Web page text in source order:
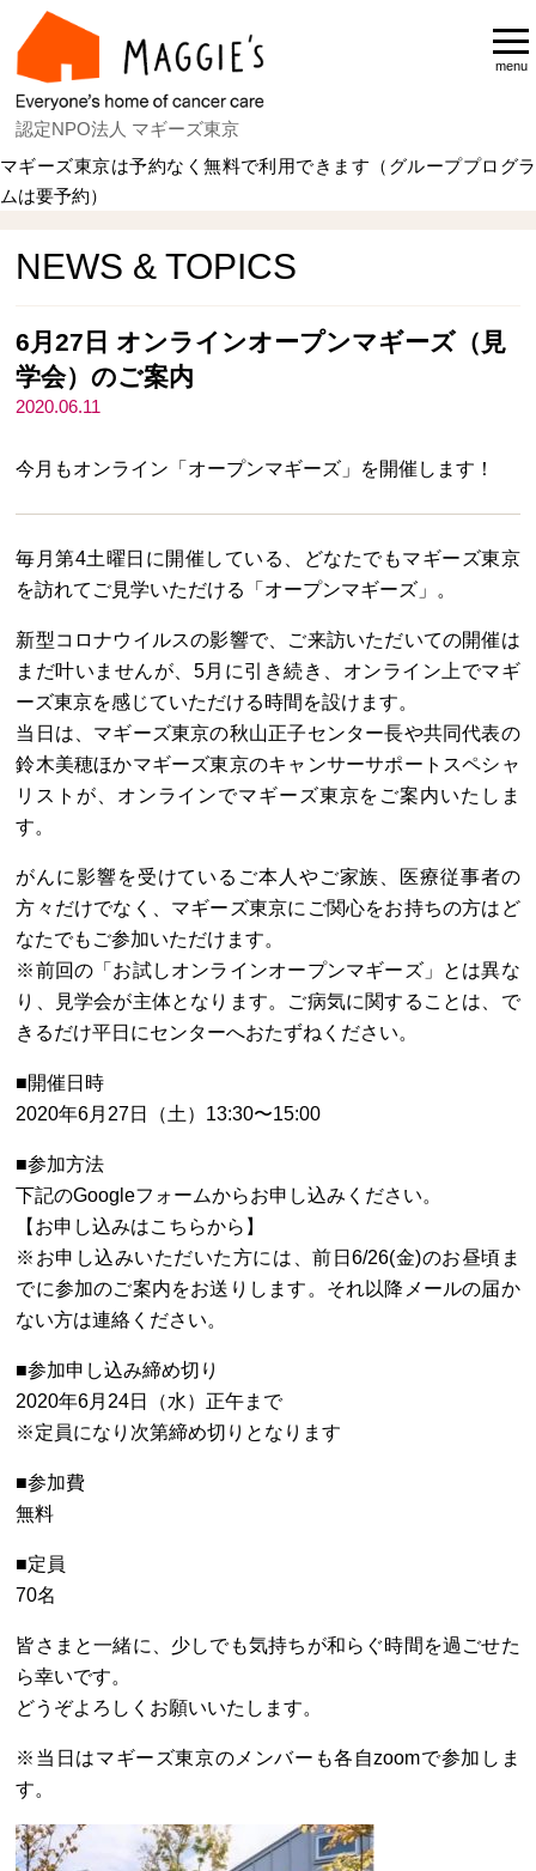
認定NPO法人 マギーズ東京
menu
マギーズ東京は予約なく無料で利用できます（グループプログラ
ムは要予約）
NEWS & TOPICS
6月27日 オンラインオープンマギーズ（見
学会）のご案内
2020.06.11
今月もオンライン「オープンマギーズ」を開催します！
毎月第4土曜日に開催している、どなたでもマギーズ東京
を訪れてご見学いただける「オープンマギーズ」。
新型コロナウイルスの影響で、ご来訪いただいての開催は
まだ叶いませんが、5月に引き続き、オンライン上でマギ
ーズ東京を感じていただける時間を設けます。
当日は、マギーズ東京の秋山正子センター長や共同代表の
鈴木美穂ほかマギーズ東京のキャンサーサポートスペシャ
リストが、オンラインでマギーズ東京をご案内いたしま
す。
がんに影響を受けているご本人やご家族、医療従事者の
方々だけでなく、マギーズ東京にご関心をお持ちの方はど
なたでもご参加いただけます。
※前回の「お試しオンラインオープンマギーズ」とは異な
り、見学会が主体となります。ご病気に関することは、で
きるだけ平日にセンターへおたずねください。
■開催日時
2020年6月27日（土）13:30〜15:00
■参加方法
下記のGoogleフォームからお申し込みください。
【お申し込みはこちらから】
※お申し込みいただいた方には、前日6/26(金)のお昼頃ま
でに参加のご案内をお送りします。それ以降メールの届か
ない方は連絡ください。
■参加申し込み締め切り
2020年6月24日（水）正午まで
※定員になり次第締め切りとなります
■参加費
無料
■定員
70名
皆さまと一緒に、少しでも気持ちが和らぐ時間を過ごせた
ら幸いです。
どうぞよろしくお願いいたします。
※当日はマギーズ東京のメンバーも各自zoomで参加しま
す。